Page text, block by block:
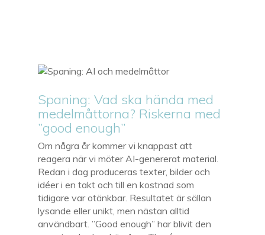
Spaning: Vad ska hända med
medelmåttorna? Riskerna med
”good enough”
Om några år kommer vi knappast att
reagera när vi möter AI-genererat material.
Redan i dag produceras texter, bilder och
idéer i en takt och till en kostnad som
tidigare var otänkbar. Resultatet är sällan
lysande eller unikt, men nästan alltid
användbart. ”Good enough” har blivit den